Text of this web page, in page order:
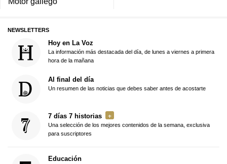
NEWSLETTERS
Hoy en La Voz
La información más destacada del día, de lunes a viernes a primera
hora de la mañana
Al final del día
Un resumen de las noticias que debes saber antes de acostarte
7 días 7 historias
Una selección de los mejores contenidos de la semana, exclusiva
para suscriptores
Educación